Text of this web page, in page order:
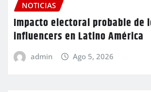
NOTICIAS
Impacto electoral probable de
influencers en Latino América
admin Ago 5, 2026